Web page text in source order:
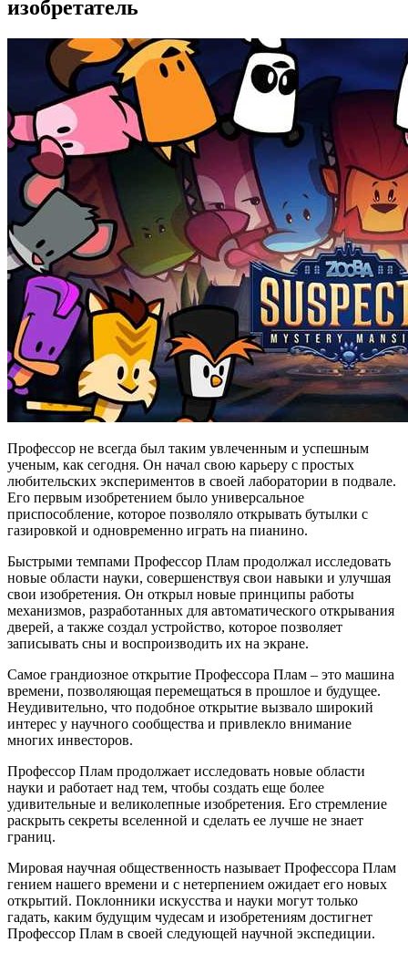
изобретатель
Профессор не всегда был таким увлеченным и успешным
ученым, как сегодня. Он начал свою карьеру с простых
любительских экспериментов в своей лаборатории в подвале.
Его первым изобретением было универсальное
приспособление, которое позволяло открывать бутылки с
газировкой и одновременно играть на пианино.
Быстрыми темпами Профессор Плам продолжал исследовать
новые области науки, совершенствуя свои навыки и улучшая
свои изобретения. Он открыл новые принципы работы
механизмов, разработанных для автоматического открывания
дверей, а также создал устройство, которое позволяет
записывать сны и воспроизводить их на экране.
Самое грандиозное открытие Профессора Плам – это машина
времени, позволяющая перемещаться в прошлое и будущее.
Неудивительно, что подобное открытие вызвало широкий
интерес у научного сообщества и привлекло внимание
многих инвесторов.
Профессор Плам продолжает исследовать новые области
науки и работает над тем, чтобы создать еще более
удивительные и великолепные изобретения. Его стремление
раскрыть секреты вселенной и сделать ее лучше не знает
границ.
Мировая научная общественность называет Профессора Плам
гением нашего времени и с нетерпением ожидает его новых
открытий. Поклонники искусства и науки могут только
гадать, каким будущим чудесам и изобретениям достигнет
Профессор Плам в своей следующей научной экспедиции.